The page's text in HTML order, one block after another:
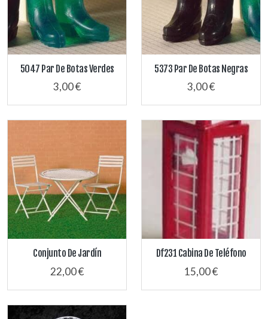
5047 Par De Botas Verdes
3,00 €
5373 Par De Botas Negras
3,00 €
Conjunto De Jardín
22,00 €
Df231 Cabina De Teléfono
15,00 €